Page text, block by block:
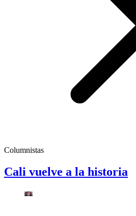
Columnistas
Cali vuelve a la historia